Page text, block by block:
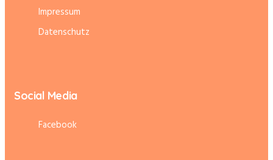
Impressum
Datenschutz
Social Media
Facebook